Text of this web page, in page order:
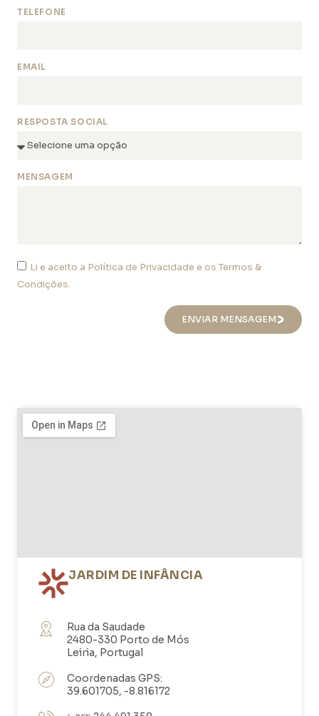
TELEFONE
EMAIL
RESPOSTA SOCIAL
MENSAGEM
Li e aceito a Política de Privacidade e os Termos &
Condições.
ENVIAR MENSAGEM
JARDIM DE INFÂNCIA
Rua da Saudade
2480-330 Porto de Mós
Leiria, Portugal
Coordenadas GPS:
39.601705, -8.816172